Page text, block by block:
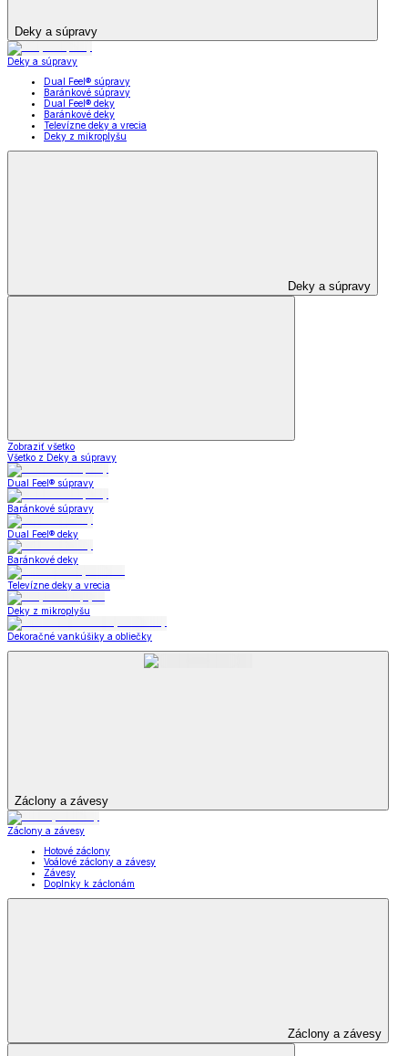
Deky a súpravy
Deky a súpravy
Dual Feel® súpravy
Baránkové súpravy
Dual Feel® deky
Baránkové deky
Televízne deky a vrecia
Deky z mikroplyšu
Deky a súpravy
Zobraziť všetko
Všetko z Deky a súpravy
Dual Feel® súpravy
Baránkové súpravy
Dual Feel® deky
Baránkové deky
Televízne deky a vrecia
Deky z mikroplyšu
Dekoračné vankúšiky a obliečky
Záclony a závesy
Záclony a závesy
Hotové záclony
Voálové záclony a závesy
Závesy
Doplnky k záclonám
Záclony a závesy